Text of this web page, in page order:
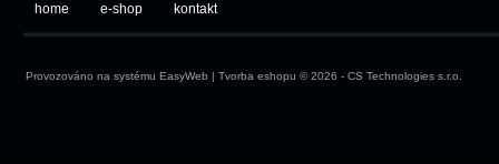
home e-shop kontakt
Provozováno na systému EasyWeb | Tvorba eshopu © 2026 - CS Technologies s.r.o.